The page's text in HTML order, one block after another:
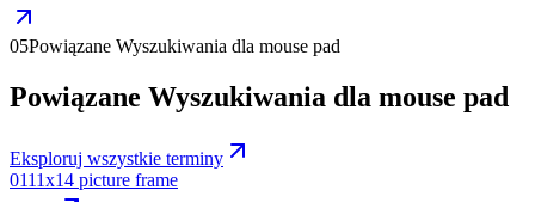
05Powiązane Wyszukiwania dla mouse pad
Powiązane Wyszukiwania dla mouse pad
Eksploruj wszystkie terminy
0111x14 picture frame